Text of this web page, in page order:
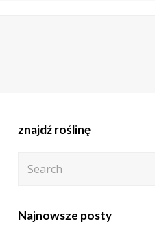
znajdź roślinę
Najnowsze posty